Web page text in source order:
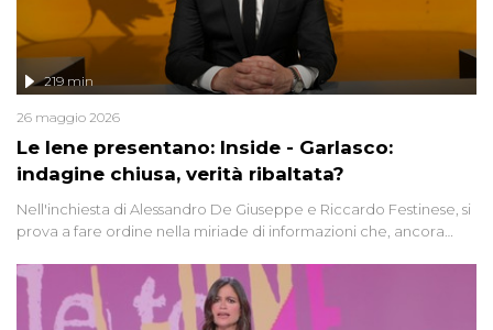
Le Iene presentano: Inside - Garlasco:
indagine chiusa, verità ribaltata?
219 min
26 maggio 2026
Nell'inchiesta di Alessandro De Giuseppe e Riccardo Festinese, si
prova a fare ordine nella miriade di informazioni che, ancora
giudiziarie più discusse degli ultimi anni. Lo speciale ricostruisce la
vicenda mettendo in fila testimonianze, errori, dettagli
controversi e i protagonisti di un'indagine che sembra non avere